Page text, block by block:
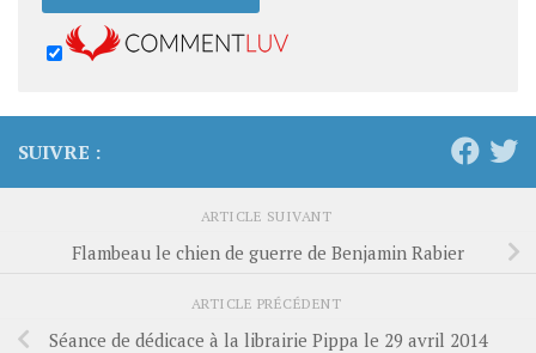
SUIVRE :
ARTICLE SUIVANT
Flambeau le chien de guerre de Benjamin Rabier
ARTICLE PRÉCÉDENT
Séance de dédicace à la librairie Pippa le 29 avril 2014